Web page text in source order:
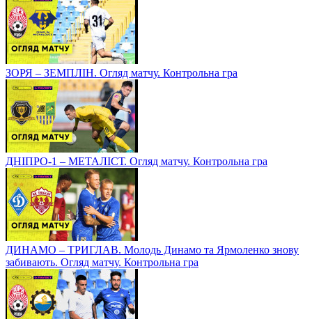
ЗОРЯ – ЗЕМПЛІН. Огляд матчу. Контрольна гра
ДНІПРО-1 – МЕТАЛІСТ. Огляд матчу. Контрольна гра
ДИНАМО – ТРИГЛАВ. Молодь Динамо та Ярмоленко знову
забивають. Огляд матчу. Контрольна гра